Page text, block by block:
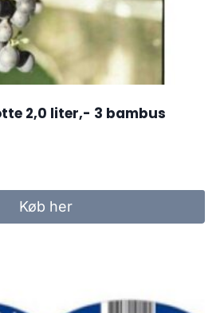
2,0 liter,- 3 bambus
Køb her